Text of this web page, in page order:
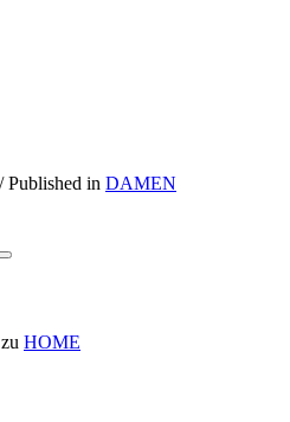
/ Published in DAMEN
zu HOME